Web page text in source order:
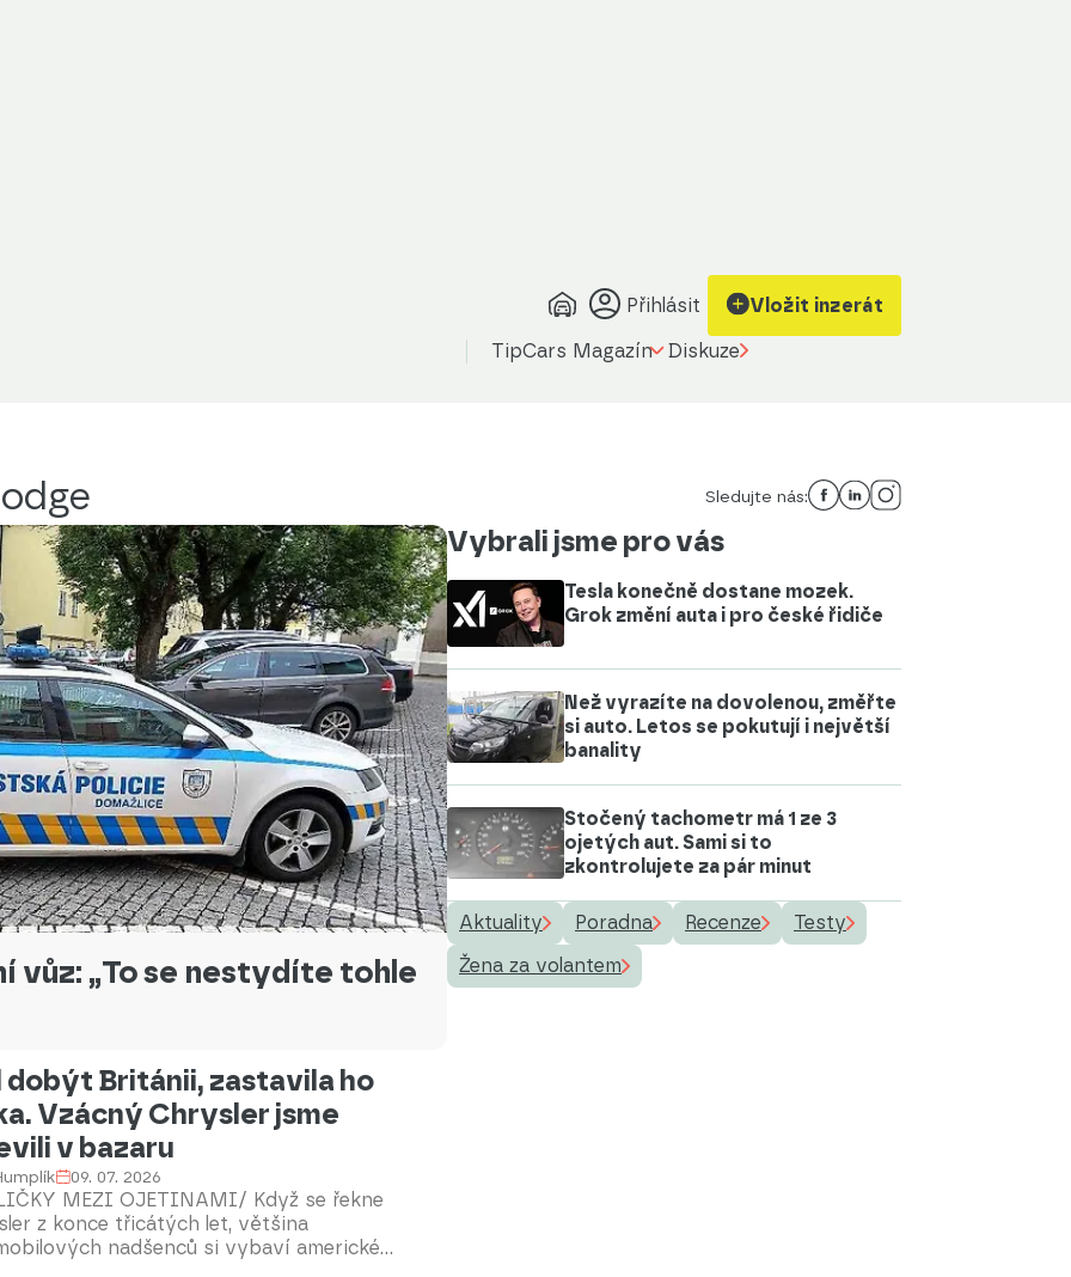
Přihlásit Vložit inzerát
TipCars Magazín Diskuze
Sledujte nás:
vůz: „To se nestydíte tohle
Vybrali jsme pro vás
Tesla konečně dostane mozek.
Grok změní auta i pro české řidiče
Než vyrazíte na dovolenou, změřte
si auto. Letos se pokutují i největší
banality
Stočený tachometr má 1 ze 3
ojetých aut. Sami si to
zkontrolujete za pár minut
Aktuality Poradna Recenze
Testy
Žena za volantem
dobýt Británii, zastavila ho
Vzácný Chrysler jsme
v bazaru
09. 07. 2026
MEZI OJETINAMI/ Když se řekne
z konce třicátých let, většina
nadšenců si vybaví americké